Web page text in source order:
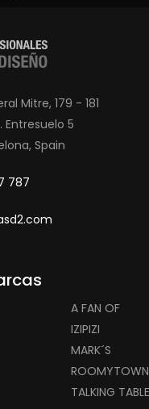
Mitre, 179 - 181
Entresuelo 5
Spain
787
A FAN OF
IZIPIZI
MARK´S
ROOMYTOWN
TALKING